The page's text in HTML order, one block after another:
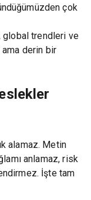
çok
global trendleri ve
derin bir
alamaz. Metin
anlamaz, risk
İşte tam